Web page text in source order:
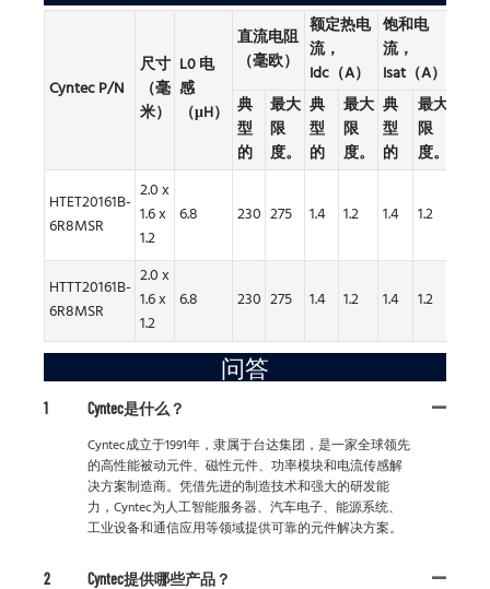
Cyntec P/N
尺寸
（毫
米）
L0 电
感
（μH）
直流电阻
（毫欧）
额定热电
流，
Idc（A）
饱和电
流，
Isat（A）
典
型
的
最大
限
度。
典
型
的
最大
限
度。
典
型
的
最大
限
度。
HTET20161B-
6R8MSR
2.0 x
1.6 x
1.2
6.8 230 275 1.4 1.2 1.4 1.2
HTTT20161B-
6R8MSR
2.0 x
1.6 x
1.2
6.8 230 275 1.4 1.2 1.4 1.2
问答
1 Cyntec是什么？
Cyntec成立于1991年，隶属于台达集团，是一家全球领先
的高性能被动元件、磁性元件、功率模块和电流传感解
决方案制造商。凭借先进的制造技术和强大的研发能
力，Cyntec为人工智能服务器、汽车电子、能源系统、
工业设备和通信应用等领域提供可靠的元件解决方案。
2 Cyntec提供哪些产品？